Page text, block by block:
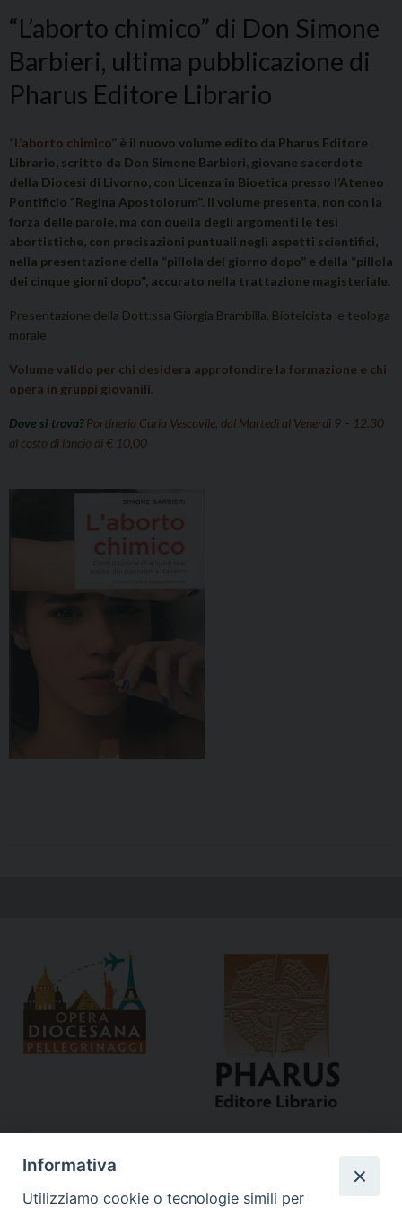
“L’aborto chimico” di Don Simone
Barbieri, ultima pubblicazione di
Pharus Editore Librario
“L’aborto chimico” è il nuovo volume edito da Pharus Editore
Librario, scritto da Don Simone Barbieri, giovane sacerdote
della Diocesi di Livorno, con Licenza in Bioetica presso l’Ateneo
Pontificio “Regina Apostolorum”. Il volume presenta, non con la
forza delle parole, ma con quella degli argomenti le tesi
abortistiche, con precisazioni puntuali negli aspetti scientifici,
nella presentazione della “pillola del giorno dopo” e della “pillola
dei cinque giorni dopo”, accurato nella trattazione magisteriale.
Presentazione della Dott.ssa Giorgia Brambilla, Bioteicista e teologa
morale
Volume valido per chi desidera approfondire la formazione e chi
opera in gruppi giovanili.
Dove si trova? Portineria Curia Vescovile, dal Martedì al Venerdì 9 – 12.30
al costo di lancio di € 10,00
Informativa
Utilizziamo cookie o tecnologie simili per